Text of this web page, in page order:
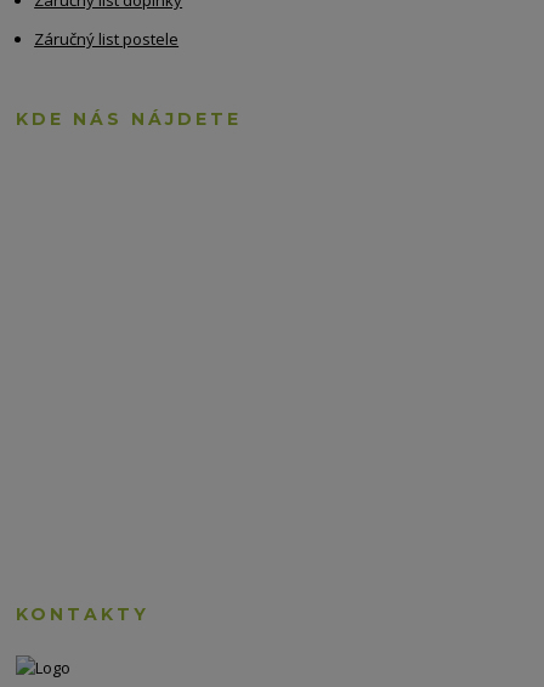
Záručný list postele
KDE NÁS NÁJDETE
KONTAKTY